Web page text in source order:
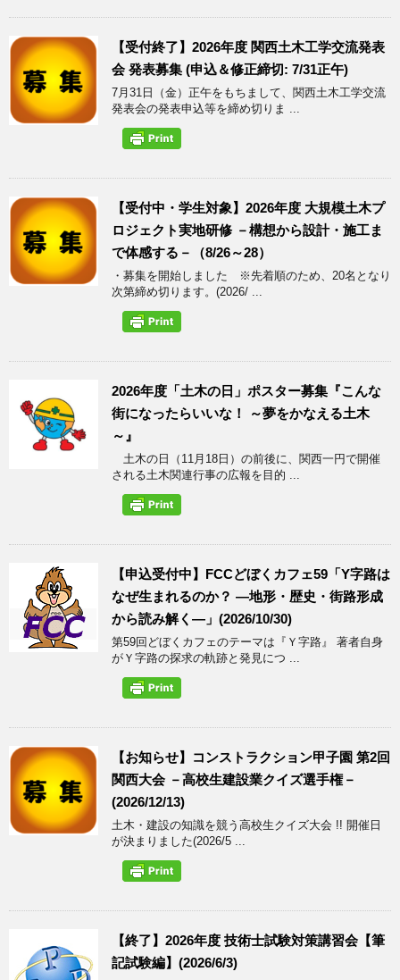
【受付終了】2026年度 関西土木工学交流発表
会 発表募集 (申込＆修正締切: 7/31正午)
7月31日（金）正午をもちまして、関西土木工学交流
発表会の発表申込等を締め切りま ...
【受付中・学生対象】2026年度 大規模土木プ
ロジェクト実地研修 －構想から設計・施工ま
で体感する－（8/26～28）
・募集を開始しました ※先着順のため、20名となり
次第締め切ります。(2026/ ...
2026年度「土木の日」ポスター募集『こんな
街になったらいいな！ ～夢をかなえる土木
～』
土木の日（11月18日）の前後に、関西一円で開催
される土木関連行事の広報を目的 ...
【申込受付中】FCCどぼくカフェ59「Y字路は
なぜ生まれるのか？ ―地形・歴史・街路形成
から読み解く―」(2026/10/30)
第59回どぼくカフェのテーマは『Ｙ字路』 著者自身
がＹ字路の探求の軌跡と発見につ ...
【お知らせ】コンストラクション甲子園 第2回
関西大会 －高校生建設業クイズ選手権－
(2026/12/13)
土木・建設の知識を競う高校生クイズ大会 !! 開催日
が決まりました(2026/5 ...
【終了】2026年度 技術士試験対策講習会【筆
記試験編】(2026/6/3)